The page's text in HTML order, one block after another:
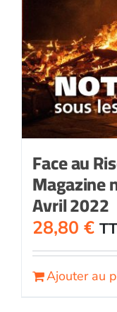
Face au
Magazine
Avril 2022
28,80 €
Ajouter au